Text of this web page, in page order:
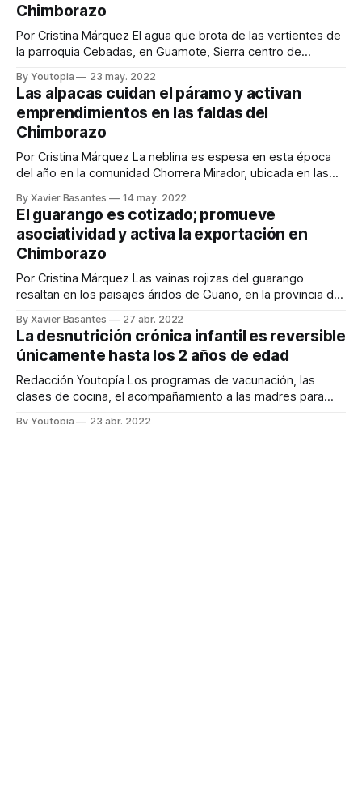
Chimborazo
Por Cristina Márquez El agua que brota de las vertientes de
la parroquia Cebadas, en Guamote, Sierra centro de
puras y que tiene buen sabor. En las comunidades más
altas los habitantes, adultos y niños, tienen los dientes
amarillentos
By Youtopia 23 may. 2022
Las alpacas cuidan el páramo y activan
emprendimientos en las faldas del
Chimborazo
Por Cristina Márquez La neblina es espesa en esta época
del año en la comunidad Chorrera Mirador, ubicada en las
primeras horas de la mañana no supera los 5 grados
centígrados. Pero ni el frío ni el suelo lodoso ni la escasa
By Xavier Basantes 14 may. 2022
El guarango es cotizado; promueve
asociatividad y activa la exportación en
Chimborazo
Por Cristina Márquez Las vainas rojizas del guarango
resaltan en los paisajes áridos de Guano, en la provincia de
falta de agua de riego; pero ese árbol, una especie nativa
del bosque seco, crece robusto y se llena de vainas
By Xavier Basantes 27 abr. 2022
La desnutrición crónica infantil es reversible
únicamente hasta los 2 años de edad
Redacción Youtopía Los programas de vacunación, las
clases de cocina, el acompañamiento a las madres para
By Youtopia 23 abr. 2022